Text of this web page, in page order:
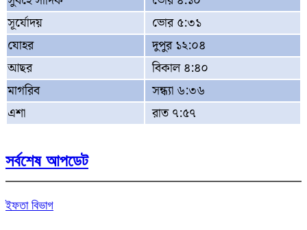
সূর্যোদয়
ভোর ৫:৩১
যোহর
দুপুর ১২:০৪
আছর
বিকাল ৪:৪০
মাগরিব
সন্ধ্যা ৬:৩৬
এশা
রাত ৭:৫৭
সর্বশেষ আপডেট
ইফতা বিভাগ